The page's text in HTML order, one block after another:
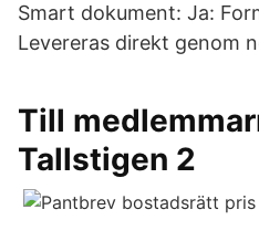
Smart dokument: Ja:
Levereras direkt genom
Till
Tallstigen 2